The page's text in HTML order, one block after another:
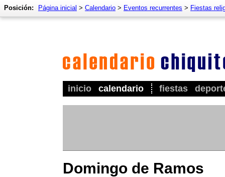
inicio calendario fiestas
Posición: Página inicial > Calendario > Eventos recurrentes > Fiestas
Domingo de Ramos